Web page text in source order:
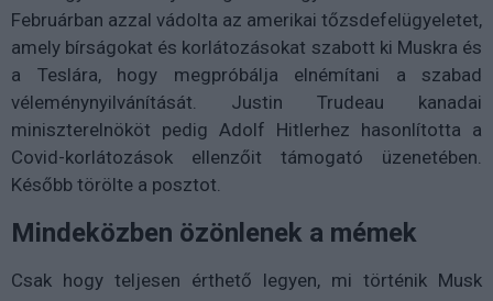
Februárban azzal vádolta az amerikai tőzsdefelügyeletet,
amely bírságokat és korlátozásokat szabott ki Muskra és
a Teslára, hogy megpróbálja elnémítani a szabad
véleménynyilvánítását. Justin Trudeau kanadai
miniszterelnököt pedig Adolf Hitlerhez hasonlította a
Covid-korlátozások ellenzőit támogató üzenetében.
Később törölte a posztot.
Mindeközben özönlenek a mémek
Csak hogy teljesen érthető legyen, mi történik Musk